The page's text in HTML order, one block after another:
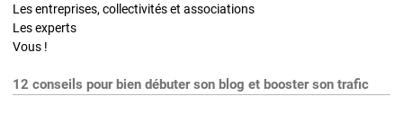
Les entreprises, collectivités et associations
Les experts
Vous !
12 conseils pour bien débuter son blog et booster son trafic